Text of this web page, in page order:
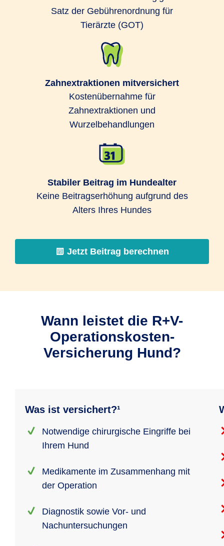
Satz der Gebührenordnung für
Tierärzte (GOT)
Zahnextraktionen mitversichert
Kostenübernahme für
Zahnextraktionen und
Wurzelbehandlungen
Stabiler Beitrag im Hundealter
Keine Beitragserhöhung aufgrund des
Alters Ihres Hundes
Jetzt Beitrag berechnen
Wann leistet die R+V-
Operationskosten-
Versicherung Hund?
Was ist versichert?¹
Notwendige chirurgische Eingriffe bei
Ihrem Hund
Medikamente im Zusammenhang mit
der Operation
Diagnostik sowie Vor- und
Nachuntersuchungen